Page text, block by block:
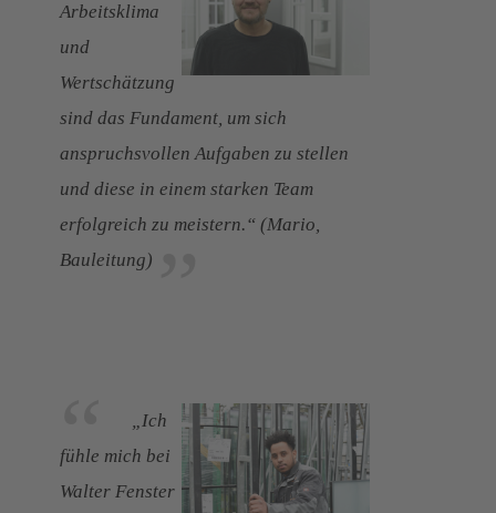
Arbeitsklima
und
Wertschätzung
sind das Fundament, um sich
anspruchsvollen Aufgaben zu stellen
und diese in einem starken Team
erfolgreich zu meistern.“ (Mario,
Bauleitung)
„Ich
fühle mich bei
Walter Fenster